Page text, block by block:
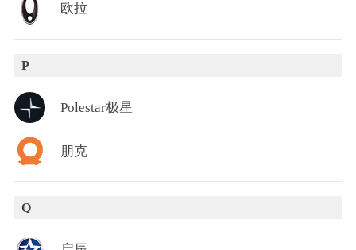
欧拉
P
Polestar极星
朋克
Q